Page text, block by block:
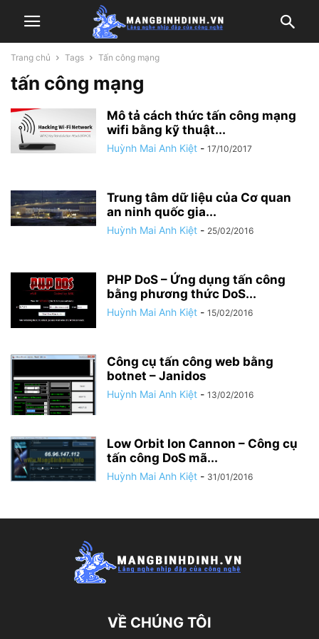
Trang chủ Tags Tấn công mạng
tấn công mạng
Mô tả cách thức tấn công mạng
wifi bằng kỹ thuật...
Huỳnh Mai Anh Kiệt - 17/10/2017
Trung tâm dữ liệu của Cơ quan
an ninh quốc gia...
Huỳnh Mai Anh Kiệt - 25/02/2016
PHP DoS – Ứng dụng tấn công
bằng phương thức DoS...
Huỳnh Mai Anh Kiệt - 15/02/2016
Công cụ tấn công web bằng
botnet – Janidos
Huỳnh Mai Anh Kiệt - 13/02/2016
Low Orbit Ion Cannon – Công cụ
tấn công DoS mã...
Huỳnh Mai Anh Kiệt - 31/01/2016
VỀ CHÚNG TÔI